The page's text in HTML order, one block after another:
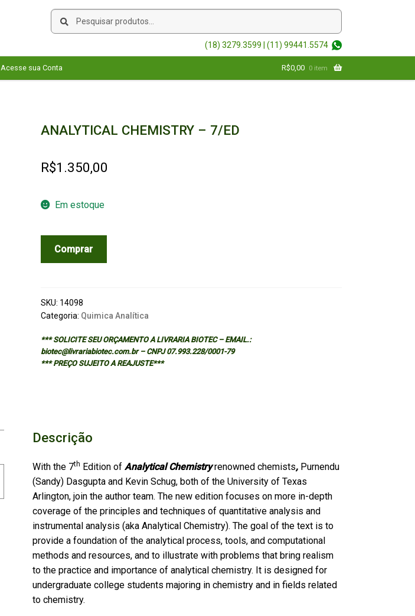
Pesquisar
Pesquisar
(18) 3279.3599 | (11) 99441.5574
Acesse sua Conta R$0,00 0 item
ANALYTICAL CHEMISTRY – 7/ED
R$1.350,00
Em estoque
CHEMISTRY
quantidade
Comprar
SKU: 14098
Categoria: Quimica Analítica
*** SOLICITE SEU ORÇAMENTO A LIVRARIA BIOTEC – EMAIL.:
biotec@livrariabiotec.com.br – CNPJ 07.993.228/0001-79
*** PREÇO SUJEITO A REAJUSTE***
Descrição
With the 7th Edition of Analytical Chemistryrenowned chemists, Purnendu
(Sandy) Dasgupta and Kevin Schug, both of the University of Texas
Arlington, join the author team. The new edition focuses on more in-depth
coverage of the principles and techniques of quantitative analysis and
instrumental analysis (aka Analytical Chemistry). The goal of the text is to
provide a foundation of the analytical process, tools, and computational
methods and resources, and to illustrate with problems that bring realism
to the practice and importance of analytical chemistry. It is designed for
undergraduate college students majoring in chemistry and in fields related
to chemistry.